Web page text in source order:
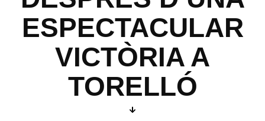
ESPECTACULAR
VICTÒRIA A
TORELLÓ